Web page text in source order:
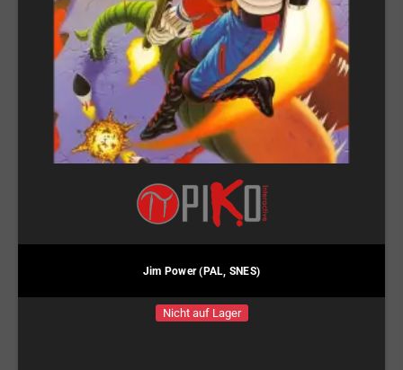
Jim Power (PAL, SNES)
Nicht auf Lager